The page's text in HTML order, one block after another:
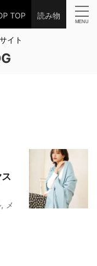
TOP 読み物
イト
, メ